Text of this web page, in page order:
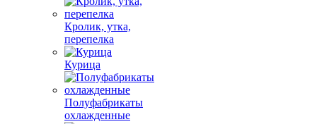
Кролик, утка,
перепелка
Курица
Полуфабрикаты
охлажденные